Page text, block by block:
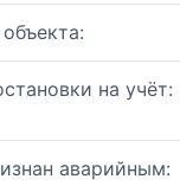
на учёт:
аварийным: